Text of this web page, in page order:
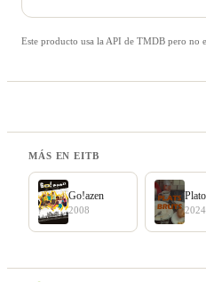
Este producto usa la API de TMDB pero no
MÁS EN EITB
Go!azen
2008 2024